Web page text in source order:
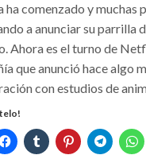
ha comenzado y muchas
a anunciar su parrilla
Ahora es el turno de
que anunció hace algo
con estudios de